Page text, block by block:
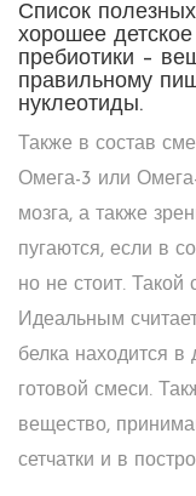
Список
хорошее
пребиотики –
правильному
нуклеотиды.
Также в состав
Омега-3 или
мозга, а также
пугаются, если в
но не стоит. Такой
Идеальным
белка находится в
готовой смеси.
вещество,
сетчатки и в